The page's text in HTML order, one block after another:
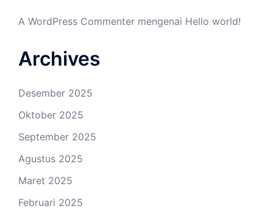
A WordPress Commenter mengenai Hello world!
Archives
Desember 2025
Oktober 2025
September 2025
Agustus 2025
Maret 2025
Februari 2025